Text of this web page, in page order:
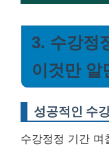
3. 수강정
이것만 알
성공적인 수
수강정정 기간 며